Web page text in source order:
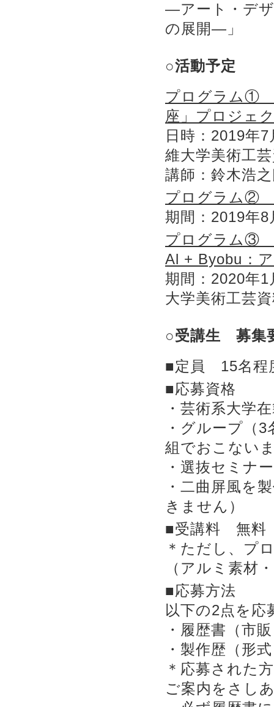
―アート・デ
の展開―」
○活動予定
プログラム①
座」プロジェ
日時：2019年
維大学美術工
講師：鈴木浩
プログラム②
期間：2019年
プログラム③
Al + Byobu：
期間：2020年
大学美術工芸
○受講生 募集
■定員 15名程
■応募資格
・芸術系大学
・グループ（
組でおこない
・選抜セミナ
・二曲屏風を
きません）
■受講料 無料
＊ただし、プ
（アルミ素材
■応募方法
以下の2点を応
・履歴書（市
・製作歴（形
＊応募された
ご案内をさし